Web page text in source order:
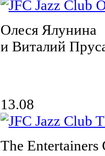
Олеся Ялунина
и Виталий
13.08
The Entertainers